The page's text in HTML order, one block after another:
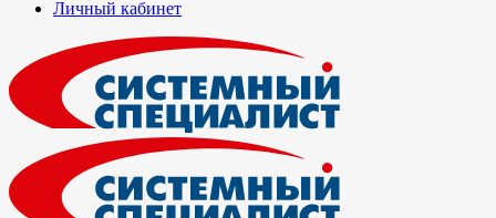
Личный кабинет